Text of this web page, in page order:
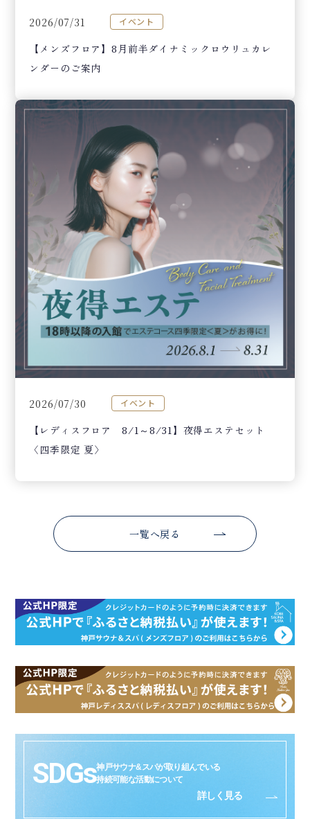
2026/07/31 イベント
【メンズフロア】8月前半ダイナミックロウリュカレ
ンダーのご案内
2026/07/30 イベント
【レディスフロア 8/1～8/31】夜得エステセット
〈四季限定 夏〉
一覧へ戻る
SDGs神戸サウナ&スパが取り組んでいる
持続可能な活動について
詳しく見る